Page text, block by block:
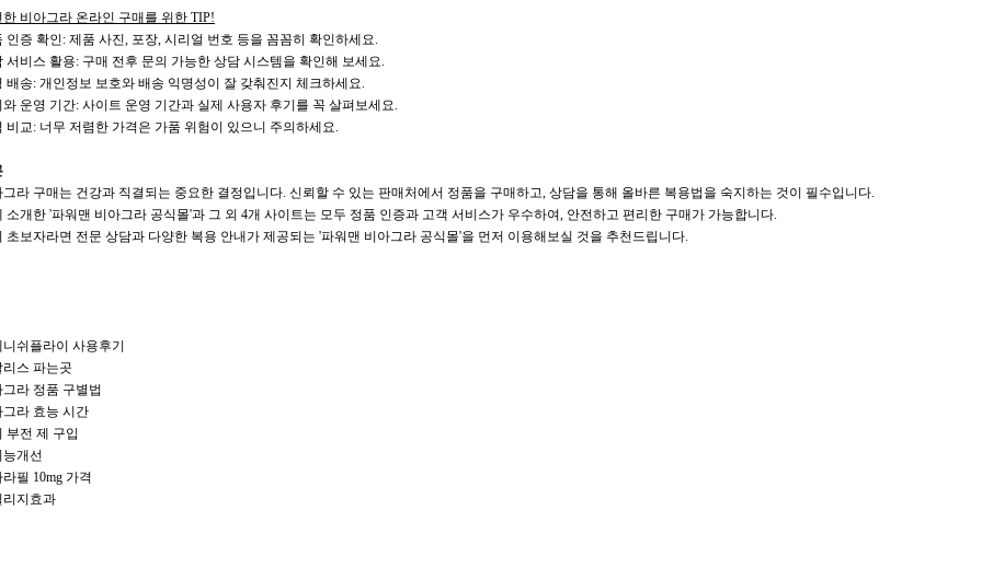
한 비아그라 온라인 구매를 위한 TIP!
인증 확인: 제품 사진, 포장, 시리얼 번호 등을 꼼꼼히 확인하세요.
서비스 활용: 구매 전후 문의 가능한 상담 시스템을 확인해 보세요.
배송: 개인정보 보호와 배송 익명성이 잘 갖춰진지 체크하세요.
와 운영 기간: 사이트 운영 기간과 실제 사용자 후기를 꼭 살펴보세요.
비교: 너무 저렴한 가격은 가품 위험이 있으니 주의하세요.
그라 구매는 건강과 직결되는 중요한 결정입니다. 신뢰할 수 있는 판매처에서 정품을 구매하고, 상담을 통해 올바른 복용법을 숙지하는 것이 필수입니다.
소개한 '파워맨 비아그라 공식몰'과 그 외 4개 사이트는 모두 정품 인증과 고객 서비스가 우수하여, 안전하고 편리한 구매가 가능합니다.
초보자라면 전문 상담과 다양한 복용 안내가 제공되는 '파워맨 비아그라 공식몰'을 먼저 이용해보실 것을 추천드립니다.
쉬플라이 사용후기
리스 파는곳
그라 정품 구별법
그라 효능 시간
부전 제 구입
능개선
필 10mg 가격
리지효과